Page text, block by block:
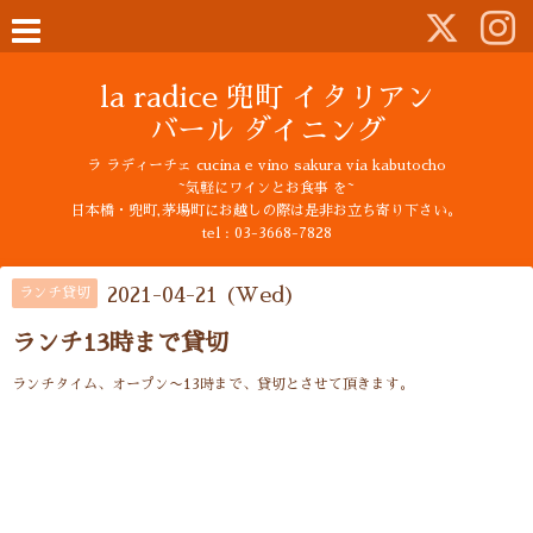
la radice 兜町 イタリアン
バール ダイニング
ラ ラディーチェ cucina e vino sakura via kabutocho
~気軽にワインとお食事 を~
日本橋・兜町,茅場町にお越しの際は是非お立ち寄り下さい。
tel : 03-3668-7828
ランチ貸切 2021-04-21 (Wed)
ランチ13時まで貸切
ランチタイム、オープン〜13時まで、貸切とさせて頂きます。